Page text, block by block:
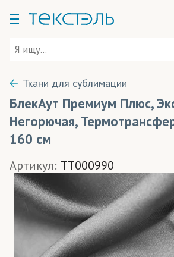
Ткани для сублимации
БлекАут Премиум Плюс,
Негорючая,
160 см
Артикул: TT000990